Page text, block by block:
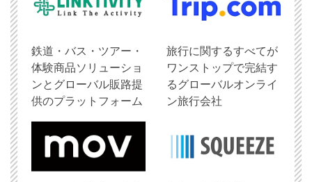
鉄道・バス・ツアー・
体験商品ソリューショ
ンとグローバル販路提
供のプラットフォーム
旅行に関するすべてが
ワンストップで完結す
るグローバルオンライ
ン旅行会社